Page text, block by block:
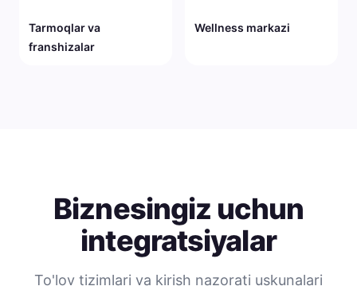
Tarmoqlar va
franshizalar
Wellness markazi
Biznesingiz uchun
integratsiyalar
To'lov tizimlari va kirish nazorati uskunalari